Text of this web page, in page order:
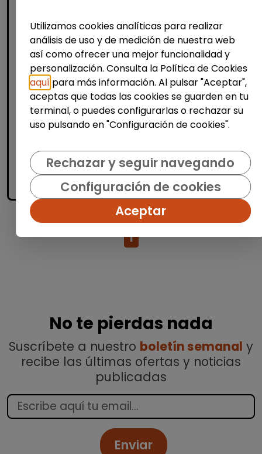
(madrid)
| España(Madrid)
Bajo la supervisión de la persona
responsable: Recepcionar y clasificar
prendas según tipo de tejido, color y
tratamiento necesario. Aplicar procesos de
limpieza adecuados (lav...
Me interesa
accessibility_newPersonas con discapacidad
1
No te pierdas nada
Suscríbete a nuestro boletín semanal y
recibe las últimas ofertas y noticias
publicadas
Enviar
Utilizamos cookies analíticas para realizar
análisis de uso y de medición de nuestra web
así como ofrecer una mejor funcionalidad y
personalización. Consulta la Política de Cookies
aquí para más información. Al pulsar "Aceptar",
aceptas que todas las cookies se guarden en tu
terminal, o puedes configurarlas o rechazar su
uso pulsando en "Configuración de cookies".
Rechazar y seguir navegando
Configuración de cookies
Aceptar